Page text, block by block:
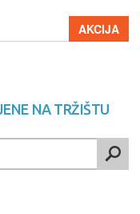
AKCIJA
NA TRŽIŠTU